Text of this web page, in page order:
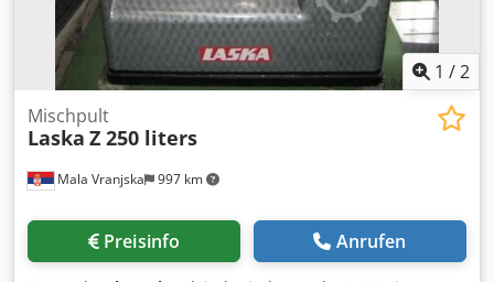
1 /2
Mala Vranjska 997 km
Mischpult
Laska Z 250 liters
Preisinfo Anrufen